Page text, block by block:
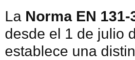
La Norma EN 131-
desde el 1 de julio
establece una